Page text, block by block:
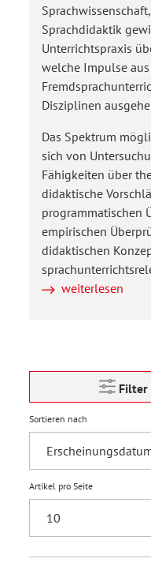
Sprachdidaktik
Unterrichtspraxis
welche Impulse
Disziplinen
Das Spektrum
sich von
Fähigkeiten über
didaktische
programmatischen
empirischen
didaktischen
weiterlesen
Filter
Sortieren nach
Artikel pro Seite